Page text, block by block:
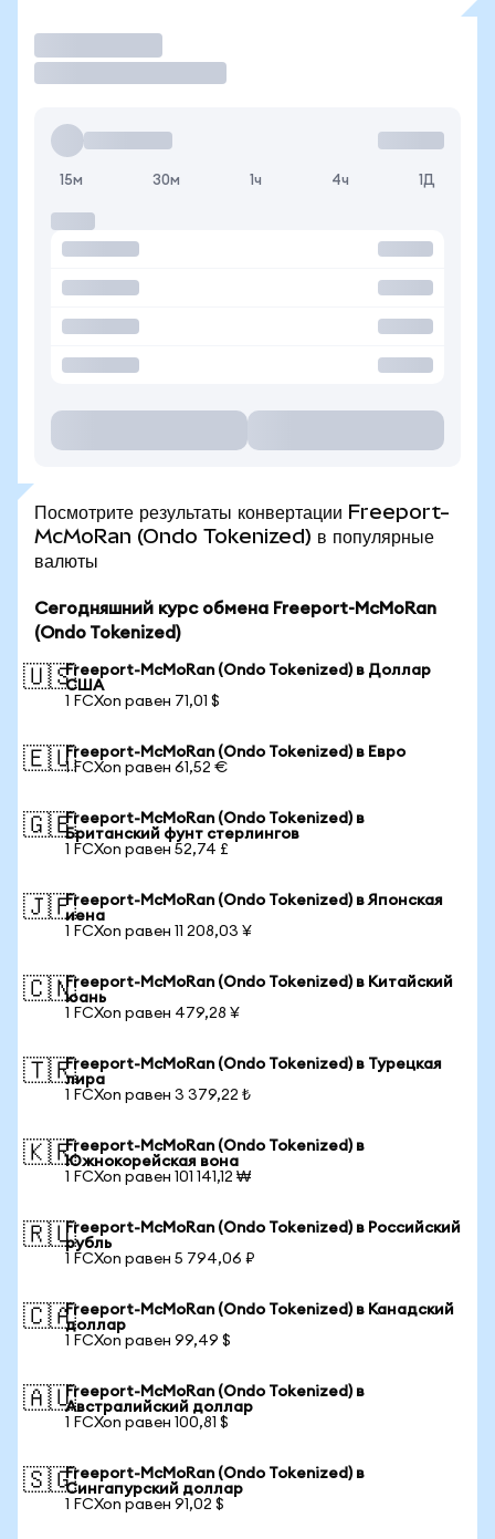
15м 30м 1ч 4ч 1Д
Посмотрите результаты конвертации Freeport-
McMoRan (Ondo Tokenized) в популярные
валюты
Сегодняшний курс обмена Freeport-McMoRan
(Ondo Tokenized)
🇺🇸Freeport-McMoRan (Ondo Tokenized) в Доллар
США
1 FCXon равен 71,01 $
🇪🇺Freeport-McMoRan (Ondo Tokenized) в Евро
1 FCXon равен 61,52 €
🇬🇧Freeport-McMoRan (Ondo Tokenized) в
Британский фунт стерлингов
1 FCXon равен 52,74 £
🇯🇵Freeport-McMoRan (Ondo Tokenized) в Японская
иена
1 FCXon равен 11 208,03 ¥
🇨🇳Freeport-McMoRan (Ondo Tokenized) в Китайский
юань
1 FCXon равен 479,28 ¥
🇹🇷Freeport-McMoRan (Ondo Tokenized) в Турецкая
лира
1 FCXon равен 3 379,22 ₺
🇰🇷Freeport-McMoRan (Ondo Tokenized) в
Южнокорейская вона
1 FCXon равен 101 141,12 ₩
🇷🇺Freeport-McMoRan (Ondo Tokenized) в Российский
рубль
1 FCXon равен 5 794,06 ₽
🇨🇦Freeport-McMoRan (Ondo Tokenized) в Канадский
доллар
1 FCXon равен 99,49 $
🇦🇺Freeport-McMoRan (Ondo Tokenized) в
Австралийский доллар
1 FCXon равен 100,81 $
🇸🇬Freeport-McMoRan (Ondo Tokenized) в
Сингапурский доллар
1 FCXon равен 91,02 $